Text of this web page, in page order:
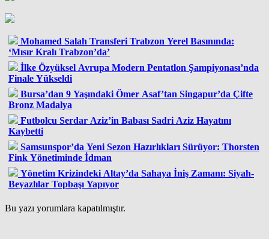
Mohamed Salah Transferi Trabzon Yerel Basınında:
‘Mısır Kralı Trabzon’da’
İlke Özyüksel Avrupa Modern Pentatlon Şampiyonası’nda
Finale Yükseldi
Bursa’dan 9 Yaşındaki Ömer Asaf’tan Singapur’da Çifte
Bronz Madalya
Futbolcu Serdar Aziz’in Babası Sadri Aziz Hayatını
Kaybetti
Samsunspor’da Yeni Sezon Hazırlıkları Sürüyor: Thorsten
Fink Yönetiminde İdman
Yönetim Krizindeki Altay’da Sahaya İniş Zamanı: Siyah-
Beyazlılar Topbaşı Yapıyor
Bu yazı yorumlara kapatılmıştır.